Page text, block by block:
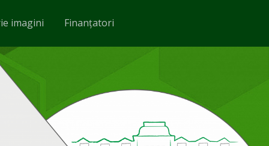
imagini Finanțatori